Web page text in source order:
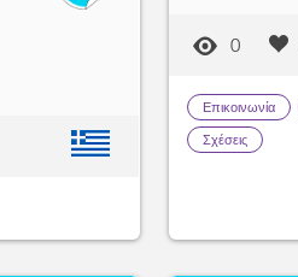
0
Επικοινωνία
Σχέσεις